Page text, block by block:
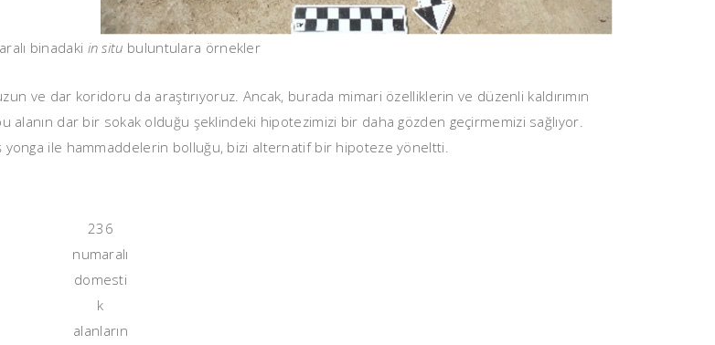
binadaki in situ buluntulara örnekler
ve dar koridoru da araştırıyoruz. Ancak, burada mimari özelliklerin ve düzenli kaldırımın
alanın dar bir sokak olduğu şeklindeki hipotezimizi bir daha gözden geçirmemizi sağlıyor.
yonga ile hammaddelerin bolluğu, bizi alternatif bir hipoteze yöneltti.
236
numaralı
domesti
k
alanların